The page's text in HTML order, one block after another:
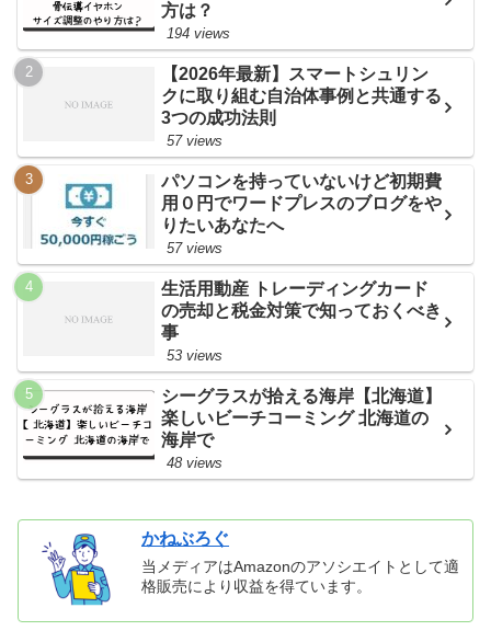
方は？
194 views
【2026年最新】スマートシュリン
クに取り組む自治体事例と共通する
3つの成功法則
57 views
パソコンを持っていないけど初期費
用０円でワードプレスのブログをや
りたいあなたへ
57 views
生活用動産 トレーディングカード
の売却と税金対策で知っておくべき
事
53 views
シーグラスが拾える海岸【北海道】
楽しいビーチコーミング 北海道の
海岸で
48 views
かねぶろぐ
当メディアはAmazonのアソシエイトとして適
格販売により収益を得ています。